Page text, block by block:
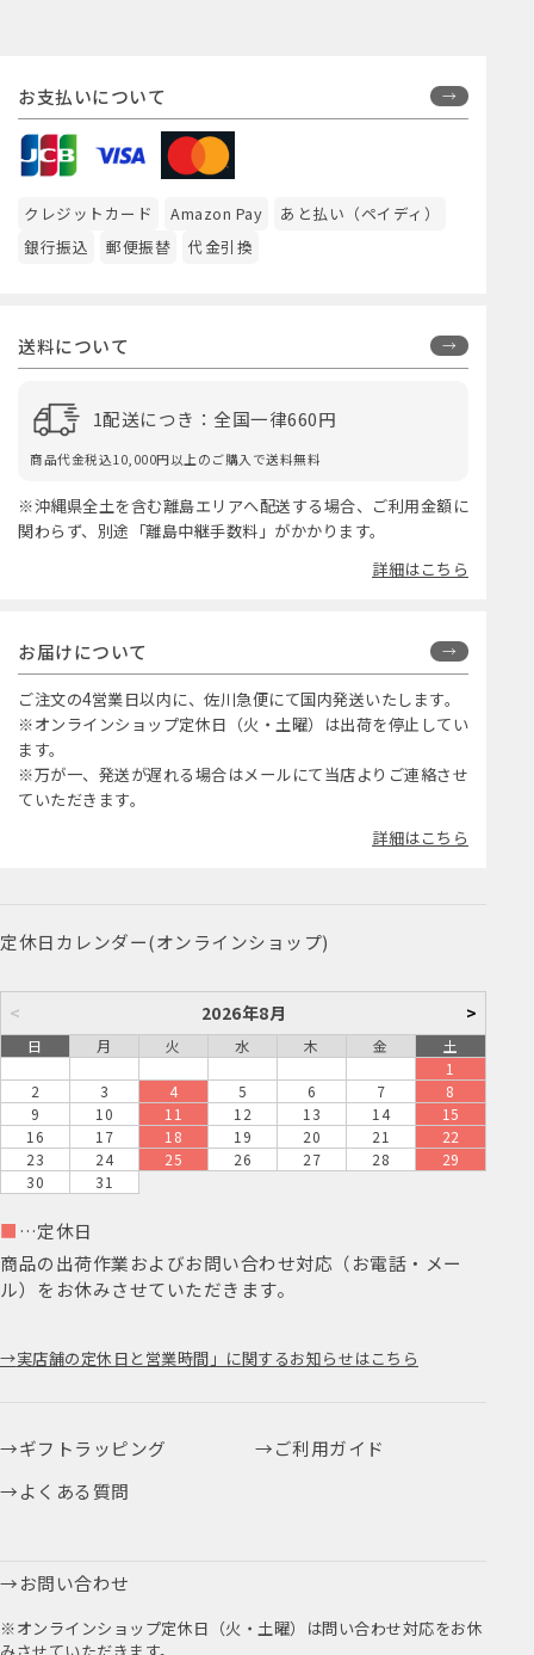
お支払いについて
クレジットカード Amazon Pay
あと払い（ペイディ）
銀行振込
郵便振替 代金引換
送料について
1配送につき：全国一律660円
商品代金税込10,000円以上のご購入で送料無料
※沖縄県全土を含む離島エリアへ配送する場合、ご利用金額に
関わらず、別途「離島中継手数料」がかかります。
詳細はこちら
お届けについて
ご注文の4営業日以内に、佐川急便にて国内発送いたします。
※オンラインショップ定休日（火・土曜）は出荷を停止してい
ます。
※万が一、発送が遅れる場合はメールにて当店よりご連絡させ
ていただきます。
詳細はこちら
定休日カレンダー(オンラインショップ)
< 2026年8月 >
日 月 火 水 木 金
土
1
2
3 4 5 6 7
8
9
10 11 12 13 14
15
16
17 18 19 20 21
22
23
24 25 26 27 28
29
30
31
■ …定休日
商品の出荷作業およびお問い合わせ対応（お電話・メー
ル）をお休みさせていただきます。
実店舗の定休日と営業時間」に関するお知らせはこちら
ギフトラッピング
ご利用ガイド
よくある質問
お問い合わせ
※オンラインショップ定休日（火・土曜）は問い合わせ対応をお休